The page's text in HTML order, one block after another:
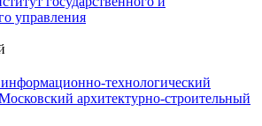
управления
технологический
архитектурно-строительный